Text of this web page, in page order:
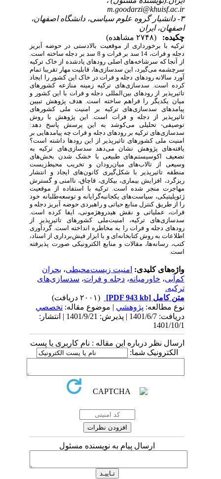
m.goodarzi@khuisf.ac.ir
۳- دانشیار گروه علوم سیاسی، دانشگاه اصفهان،
اصفهان، ایران
چکیده:
ترکیه با برخورداری از موقعیت بالادستی در حوضه آبریز
دجله و فرات، 14 سد بر فرات و 8 سد بر دجله ساخته است.
از آنجا که سرشاخه‌های اصلی رودهای یادشده از خاک ترکیه
سرچشمه می‌گیرد، این سدسازی‌ها، قابلیت مهار تقریبا تمام
آورد سالانه رودهای دجله و فرات در خاک این کشور را ایجاد
کرده است. سدسازی‌های ترکیه زمینه منازعه کشورهای
تاثیرپذیر از رودهای بین‌المللی دجله و فرات با این کشور و
میان یکدیگر را فراهم ساخته است. هدف پژوهش تبیین
پیامدهای سدسازی‌های ترکیه بر امنیت ملی کشورهای
تاثیرپذیر از دجله و فرات است. این پژوهش با روش
توصیفی- تحلیلی می‌کوشد به این پرسش پاسخ دهد:
سدسازی‌های ترکیه بر رودهای دجله و فرات چه پیامدهایی بر
امنیت ملی کشورهای تاثیرپذیر از این رودها داشته است؟
یافته‌های پژوهش نشان می‌دهد سدسازی‌های ترکیه به
تضعیف اکوسیستم‌های طبیعی با خشک شدن بخش‌های
وسیعی از تالاب‌های میان‌رودان و تخریب محیط‌زیست
منطقه تاثیرپذیر با شکل‌گیری کانون‌های ایجاد و انتشار
ریزگرد، افزایش بیماری، بیکاری، قاچاق، ناامنی و گسترش
مهاجرت منجر شده است. ترکیه با استفاده از موقعیت
ژئوپلیتیکی، سیاست‌های یکجانبه‌گرایانه و توسعه‌طلبانه خود
را از طریق کنترل منابع حیاتی و راهبردی حوضه آبریز دجله و
فرات، عملیاتی و نقش هیدروهژمونی، ایفا کرده است.
سدسازی‌های ترکیه، امنیت‌ملی کشورهای تاثیرپذیر از
رودهای دجله و فرات را به مخاطره انداخته است. گردآوری
اطلاعات به روش کتابخانه‌ای و با ابزار فیش‌برداری از اسناد،
کتب، رسانه‌ها، مقالات و منابع الکترونیکی صورت پذیرفته
است.
واژه‌های کلیدی:امنیت زیست‌محیطی،بحران
کم‌آبی،خاورمیانه،دجله و فرات،سدسازی‌های
ترکیه.
متن کامل[PDF 943 kb]
نوع مطالعه:پژوهشي| موضوع مقاله:تخصصي
دریافت: 1401/6/7 | پذیرش: 1401/9/21 | انتشار:
1401/10/1
ارسال نظر درباره این مقاله : نام کاربری یا پست
الکترونیک شما:
ارسال پیام به نویسنده مسئول